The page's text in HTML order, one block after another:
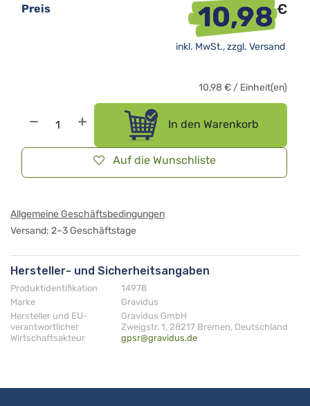
In den Warenkorb
Auf die Wunschliste
Preis 10,98€
inkl. MwSt., zzgl. Versand
10,98 € / Einheit(en)
Allgemeine Geschäftsbedingungen
Versand: 2–3 Geschäftstage
Hersteller- und Sicherheitsangaben
Produktidentifikation
14978
Marke
Gravidus
Hersteller und EU-
verantwortlicher
Wirtschaftsakteur
Gravidus GmbH
Zweigstr. 1, 28217 Bremen, Deutschland
gpsr@gravidus.de